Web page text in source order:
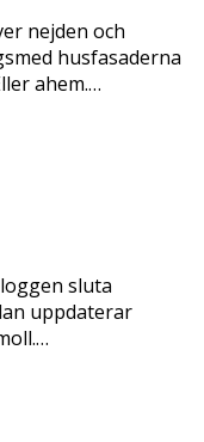
nejden och
husfasaderna
ahem.…
sluta
uppdaterar